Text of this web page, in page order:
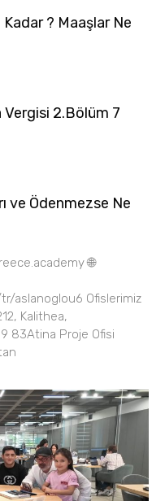
? Maaşlar Ne
Vergisi 2.Bölüm 7
ve Ödenmezse Ne
🌐
aslanoglou6 Ofislerimiz
Kalithea,
83Atina Proje Ofisi